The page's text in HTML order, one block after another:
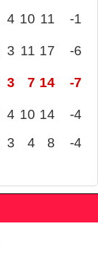
4 10 11 -1
3 11 17 -6
3 7 14 -7
4 10 14
-4
3 4 8 -4